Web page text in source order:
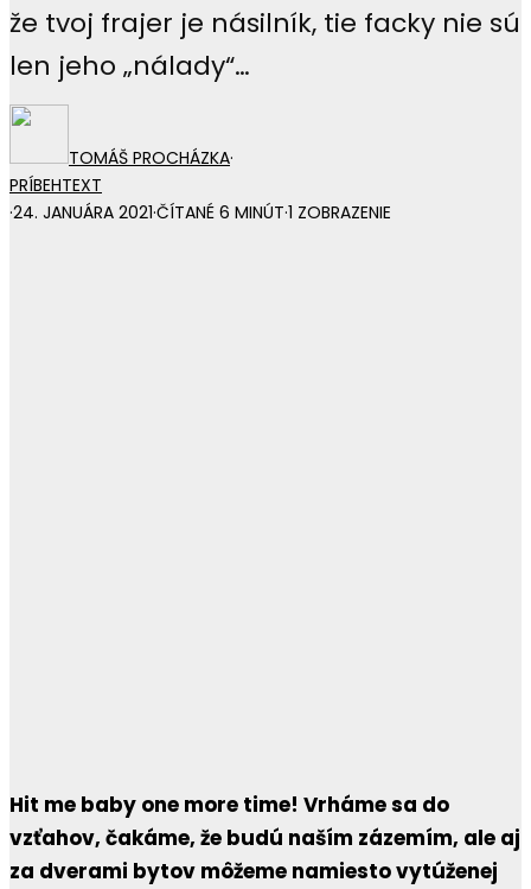
že tvoj frajer je násilník, tie facky nie sú
len jeho „nálady“…
TOMÁŠ PROCHÁZKA·
PRÍBEHTEXT
·24. JANUÁRA 2021·ČÍTANÉ 6 MINÚT·1 ZOBRAZENIE
Hit me baby one more time! Vrháme sa do
vzťahov, čakáme, že budú naším zázemím, ale aj
za dverami bytov môžeme namiesto vytúženej